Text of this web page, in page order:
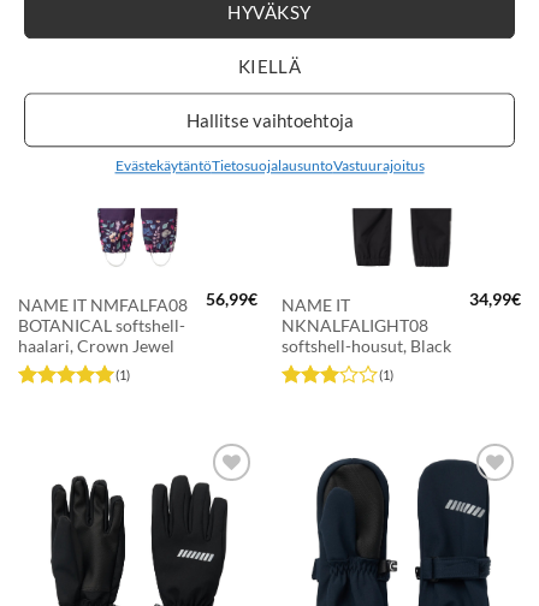
HYVÄKSY
KIELLÄ
Hallitse vaihtoehtoja
EvästekäytäntöTietosuojalausuntoVastuurajoitus
SUOSIKKEIHIN
NAME IT NMFALFA08
BOTANICAL softshell-
haalari, Crown Jewel
(1)
56,99€
SUOSIKKEIHIN
NAME IT
NKNALFALIGHT08
softshell-housut, Black
(1)
34,99€
LISÄÄ
SUOSIKKEIHIN
LISÄÄ
SUOSIKKEIHIN